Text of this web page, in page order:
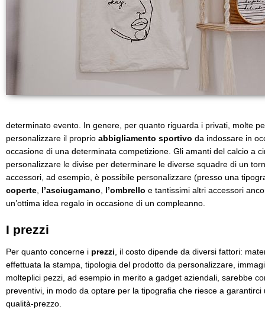
determinato evento. In genere, per quanto riguarda i privati, molte
personalizzare il proprio abbigliamento sportivo da indossare in
occasione di una determinata competizione. Gli amanti del calcio a
personalizzare le divise per determinare le diverse squadre di un
accessori, ad esempio, è possibile personalizzare (presso una
coperte l’asciugamano l’ombrello e tantissimi altri accessori
un’ottima idea regalo in occasione di un compleanno.
I prezzi
Per quanto concerne i prezzi , il costo dipende da diversi fattori:
effettuata la stampa, tipologia del prodotto da personalizzare,
molteplici pezzi, ad esempio in merito a gadget aziendali, sarebbe
preventivi, in modo da optare per la tipografia che riesce a
qualità-prezzo.